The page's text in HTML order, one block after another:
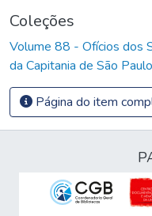
Coleções
Volume 88 - Ofícios dos
da Capitania de São
Página do item